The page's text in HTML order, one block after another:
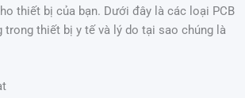
thiết bị của bạn. Dưới đây là các loại PCB
trong thiết bị y tế và lý do tại sao chúng là